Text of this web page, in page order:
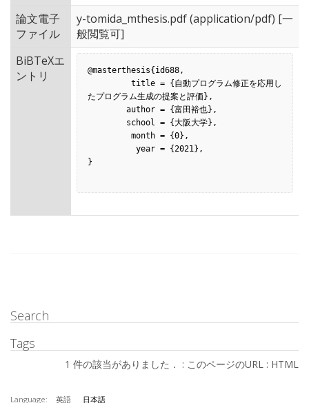
論文電子
ファイル
y-tomida_mthesis.pdf(application/pdf) [一
般閲覧可]
BiBTeXエ
ントリ
@masterthesis{id688,
たプログラム生成の提案と評価},
}
Search
Tags
1 件の該当がありました． : このページのURL : HTML
Language: 英語 日本語